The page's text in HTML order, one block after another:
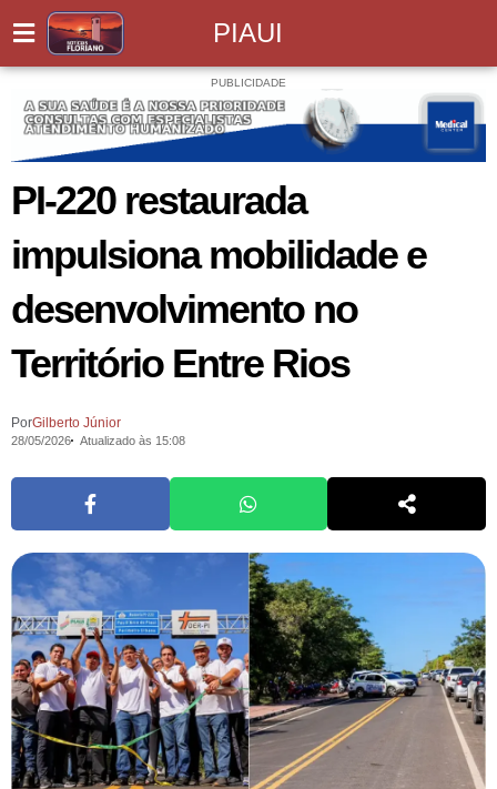
PIAUI
PUBLICIDADE
PI-220 restaurada
impulsiona mobilidade e
desenvolvimento no
Território Entre Rios
PorGilberto Júnior
28/05/2026 Atualizado às 15:08